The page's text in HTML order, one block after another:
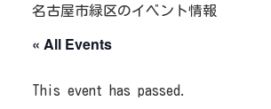
名古屋市緑区のイベント情報
« All Events
This event has passed.